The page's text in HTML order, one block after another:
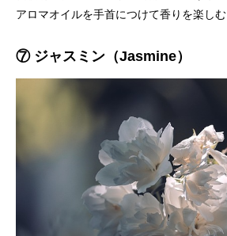
アロマオイルを手首につけて香りを楽しむ
⑦ ジャスミン（Jasmine）